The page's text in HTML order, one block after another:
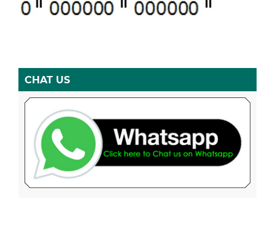
CHAT US